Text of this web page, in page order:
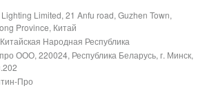
Limited, 21 Anfu road, Guzhen Town,
Province, Китай
Китайская Народная Республика
ООО, 220024, Республика Беларусь, г. Минск,
Про